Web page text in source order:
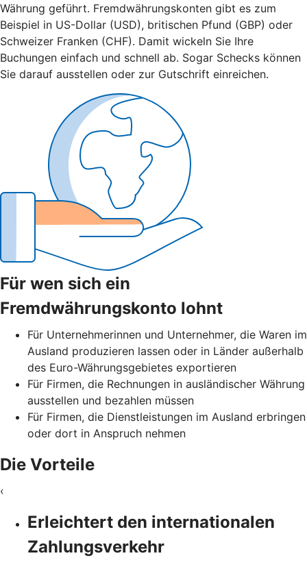
Währung geführt. Fremdwährungskonten gibt es zum
Beispiel in US-Dollar (USD), britischen Pfund (GBP) oder
Schweizer Franken (CHF). Damit wickeln Sie Ihre
Buchungen einfach und schnell ab. Sogar Schecks können
Sie darauf ausstellen oder zur Gutschrift einreichen.
Für wen sich ein
Fremdwährungskonto lohnt
Für Unternehmerinnen und Unternehmer, die Waren im
Ausland produzieren lassen oder in Länder außerhalb
des Euro-Währungsgebietes exportieren
Für Firmen, die Rechnungen in ausländischer Währung
ausstellen und bezahlen müssen
Für Firmen, die Dienstleistungen im Ausland erbringen
oder dort in Anspruch nehmen
Die Vorteile
‹
Erleichtert den internationalen
Zahlungsverkehr